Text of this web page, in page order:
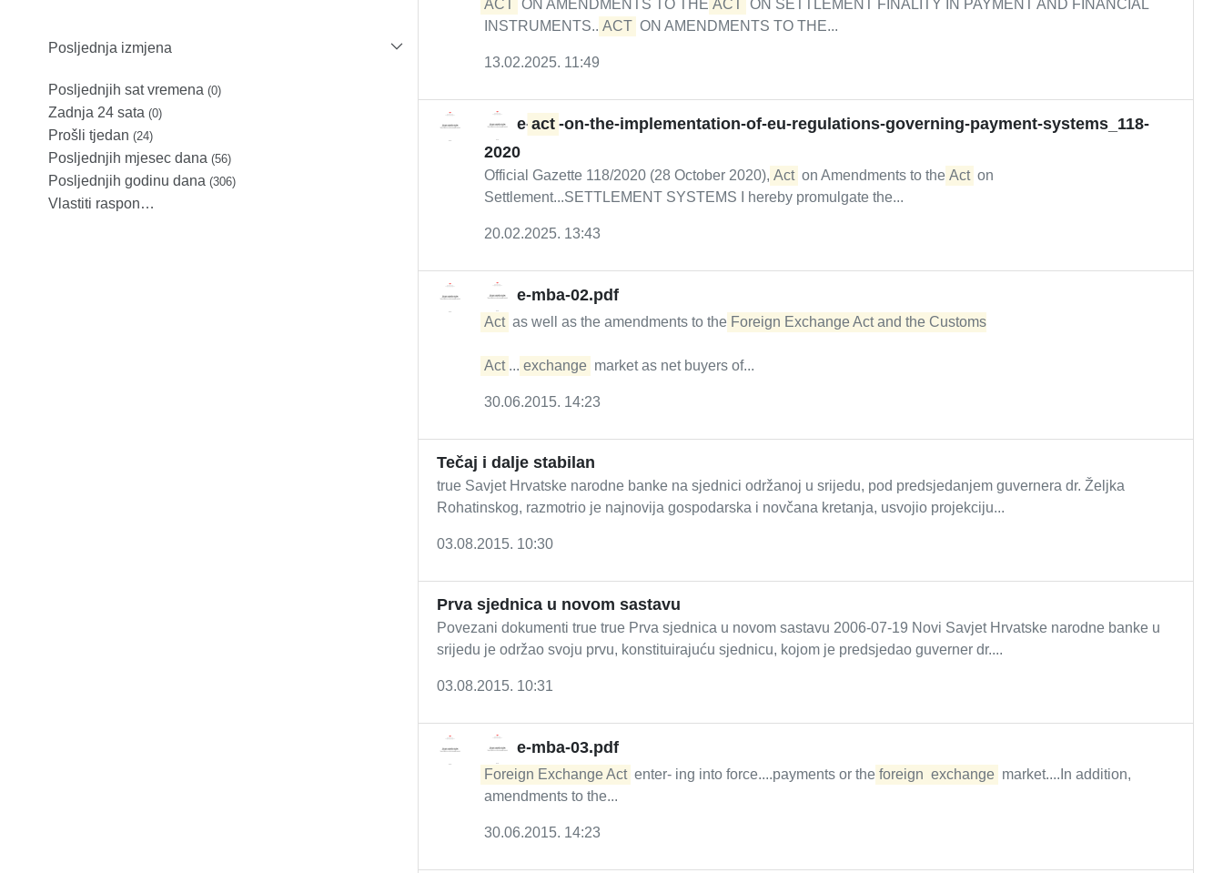
Posljednja izmjena
Posljednjih sat vremena (0)
Zadnja 24 sata (0)
Prošli tjedan (24)
Posljednjih mjesec dana (56)
Posljednjih godinu dana (306)
Vlastiti raspon…
ACT ON AMENDMENTS TO THE ACT
ON SETTLEMENT FINALITY IN PAYMENT AND FINANCIAL
INSTRUMENTS... ACT ON AMENDMENTS TO THE...
13.02.2025. 11:49
e- act -on-the-implementation-of-eu-regulations-governing-payment-systems_118-
2020
Official Gazette 118/2020 (28 October 2020), Act on Amendments to the Act on
Settlement...SETTLEMENT SYSTEMS I hereby promulgate the...
20.02.2025. 13:43
e-mba-02.pdf
Act as well as the amendments to the Foreign Exchange Act and the Customs
Act .... exchange market as net buyers of...
30.06.2015. 14:23
Tečaj i dalje stabilan
true Savjet Hrvatske narodne banke na sjednici održanoj u srijedu, pod predsjedanjem guvernera dr. Željka
Rohatinskog, razmotrio je najnovija gospodarska i novčana kretanja, usvojio projekciju...
03.08.2015. 10:30
Prva sjednica u novom sastavu
Povezani dokumenti true true Prva sjednica u novom sastavu 2006-07-19 Novi Savjet Hrvatske narodne banke u
srijedu je održao svoju prvu, konstituirajuću sjednicu, kojom je predsjedao guverner dr....
03.08.2015. 10:31
e-mba-03.pdf
Foreign Exchange Act enter- ing into force....payments or the foreign exchange market....In addition,
amendments to the...
30.06.2015. 14:23